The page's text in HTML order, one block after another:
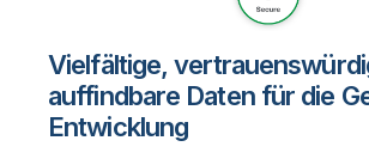
Vielfältige,
auffindbare Daten für die
Entwicklung